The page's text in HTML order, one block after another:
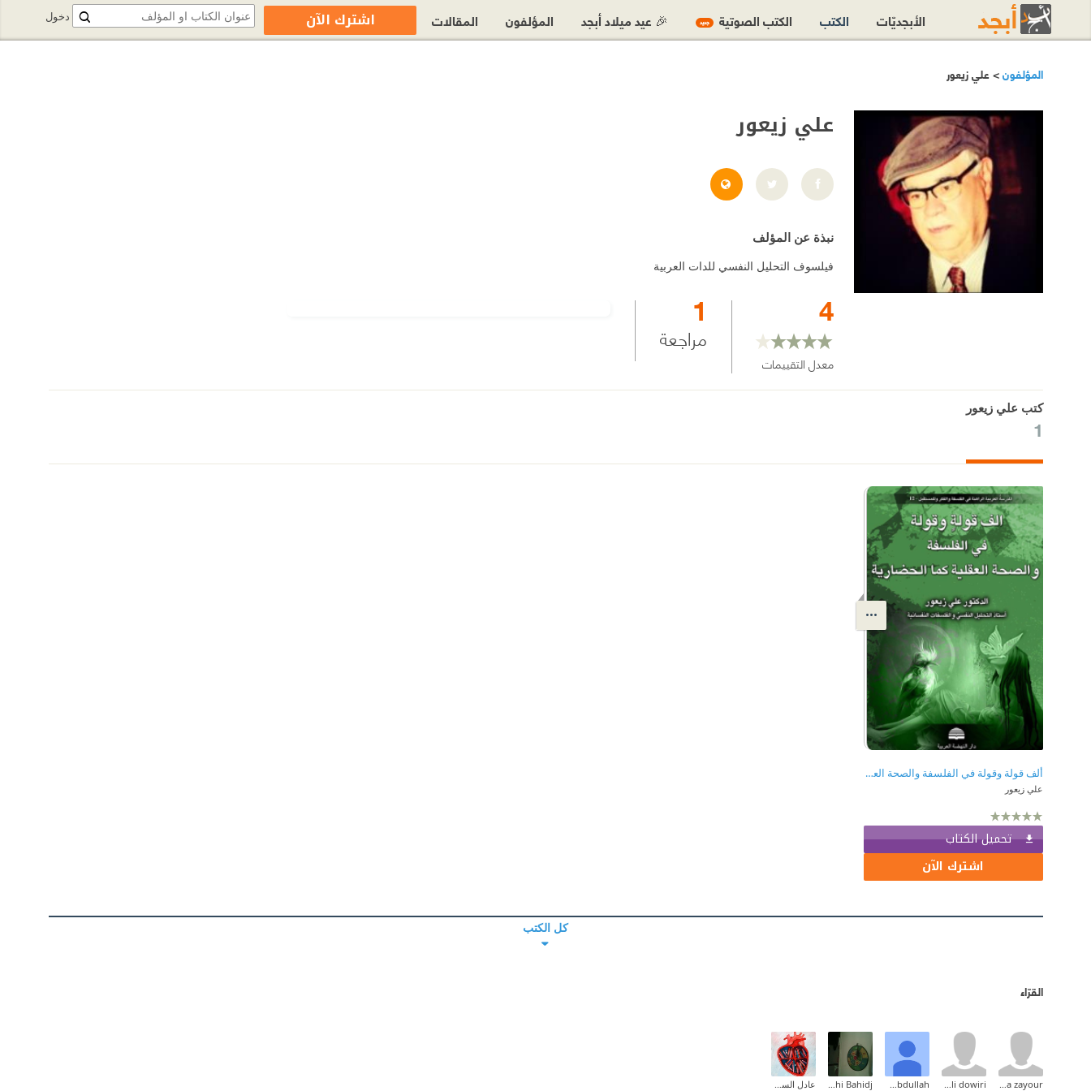
المؤلفون> علي زيعور
علي زيعور
نبذة عن المؤلف
فيلسوف التحليل النفسي للدات العربية
4
معدل التقييمات
1
مراجعة
كتب علي زيعور
1
ألف قولة وقولة في الفلسفة والصحة العقلية كما الحضارية
علي زيعور
تحميل الكتاب
اشترك الآن
كل الكتب
القرّاء
دخول الأبجديّات الكتب الكتب الصوتية جديد 🎉 عيد ميلاد أبجد المؤلفون المقالات اشترك الآن